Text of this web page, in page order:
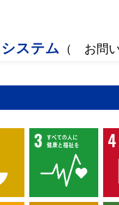
ステム （ お問